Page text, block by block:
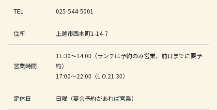
TEL 025-544-5001
住所 上越市西本町1-14-7
営業時間
11:30～14:00（ランチは予約のみ営業、前日までに要予
約）
17:00～22:00（L.O.21:30）
定休日 日曜（宴会予約があれば営業）